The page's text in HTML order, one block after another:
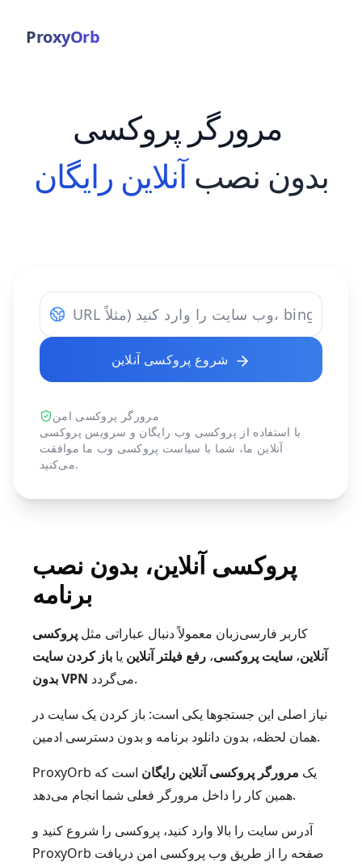
ProxyOrb
مرورگر پروکسی
آنلاین رایگان بدون نصب
شروع پروکسی آنلاین
مرورگر پروکسی امن
با استفاده از پروکسی وب رایگان و سرویس پروکسی
آنلاین ما، شما با سیاست پروکسی وب ما موافقت
می‌کنید.
پروکسی آنلاین، بدون نصب
برنامه
کاربر فارسی‌زبان معمولاً دنبال عباراتی مثل پروکسی
آنلاین، سایت پروکسی، رفع فیلتر آنلاین یا باز کردن سایت
بدون VPN
می‌گردد.
نیاز اصلی این جستجوها یکی است: باز کردن یک سایت در
همان لحظه، بدون دانلود برنامه و بدون دسترسی ادمین.
ProxyOrb یک مرورگر پروکسی آنلاین رایگان است که
همین کار را داخل مرورگر فعلی شما انجام می‌دهد.
آدرس سایت را بالا وارد کنید، پروکسی را شروع کنید و
ProxyOrb صفحه را از طریق وب پروکسی امن دریافت